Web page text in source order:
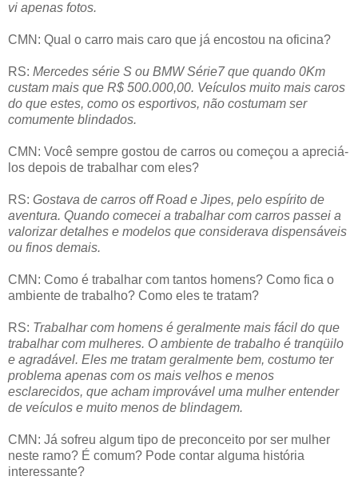
vi apenas fotos.
CMN: Qual o carro mais caro que já encostou na oficina?
RS: Mercedes série S ou BMW Série7 que quando 0Km
custam mais que R$ 500.000,00. Veículos muito mais caros
do que estes, como os esportivos, não costumam ser
comumente blindados.
CMN: Você sempre gostou de carros ou começou a apreciá-
los depois de trabalhar com eles?
RS: Gostava de carros off Road e Jipes, pelo espírito de
aventura. Quando comecei a trabalhar com carros passei a
valorizar detalhes e modelos que considerava dispensáveis
ou finos demais.
CMN: Como é trabalhar com tantos homens? Como fica o
ambiente de trabalho? Como eles te tratam?
RS: Trabalhar com homens é geralmente mais fácil do que
trabalhar com mulheres. O ambiente de trabalho é tranqüilo
e agradável. Eles me tratam geralmente bem, costumo ter
problema apenas com os mais velhos e menos
esclarecidos, que acham improvável uma mulher entender
de veículos e muito menos de blindagem.
CMN: Já sofreu algum tipo de preconceito por ser mulher
neste ramo? É comum? Pode contar alguma história
interessante?